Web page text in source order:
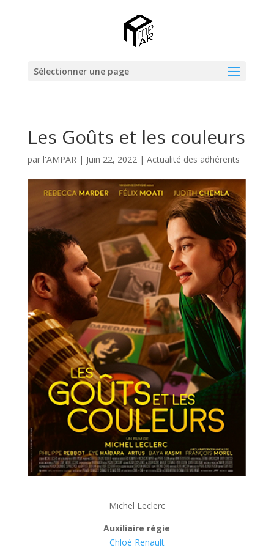
Sélectionner une page
Les Goûts et les couleurs
par l'AMPAR| Juin 22, 2022| Actualité des adhérents
Michel Leclerc
Auxiliaire régie
Chloé Renault